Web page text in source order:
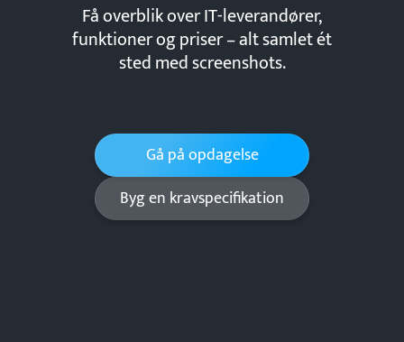
Få overblik over IT-leverandører,
funktioner og priser – alt samlet ét
sted med screenshots.
Gå på opdagelse
Byg en kravspecifikation